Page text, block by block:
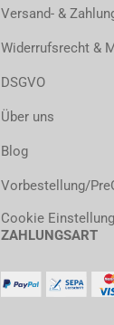
Versand- &
Widerrufsrecht &
DSGVO
Über uns
Blog
Vorbestellung/
Cookie
ZAHLUNGSART